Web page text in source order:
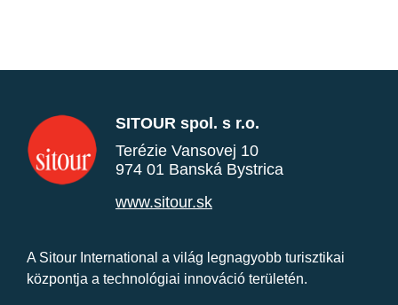
SITOUR spol. s r.o.
Terézie Vansovej 10
974 01 Banská Bystrica
www.sitour.sk
A Sitour International a világ legnagyobb turisztikai
központja a technológiai innováció területén.